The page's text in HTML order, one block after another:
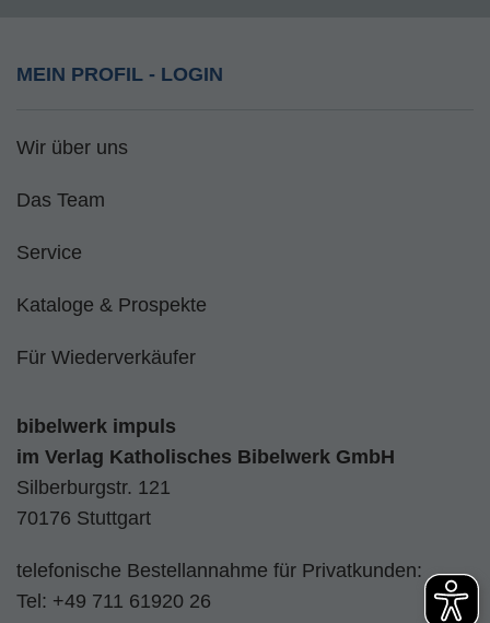
MEIN PROFIL - LOGIN
Wir über uns
Das Team
Service
Kataloge & Prospekte
Für Wiederverkäufer
bibelwerk impuls
im Verlag Katholisches Bibelwerk GmbH
Silberburgstr. 121
70176 Stuttgart
telefonische Bestellannahme für Privatkunden:
Tel: +49 711 61920 26